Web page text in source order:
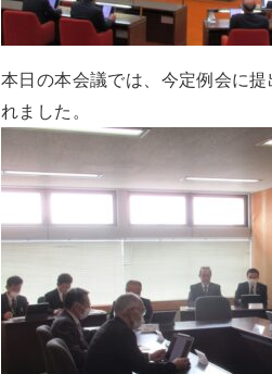
本日の本会議では、今定例会に
れました。